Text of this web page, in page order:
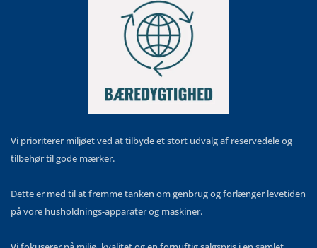
Vi prioriterer miljøet ved at tilbyde et stort udvalg af reservedele og
tilbehør til gode mærker.
Dette er med til at fremme tanken om genbrug og forlænger levetiden
på vore husholdnings-apparater og maskiner.